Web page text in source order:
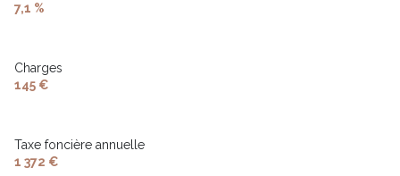
7,1 %
Charges
145 €
Taxe foncière annuelle
1 372 €